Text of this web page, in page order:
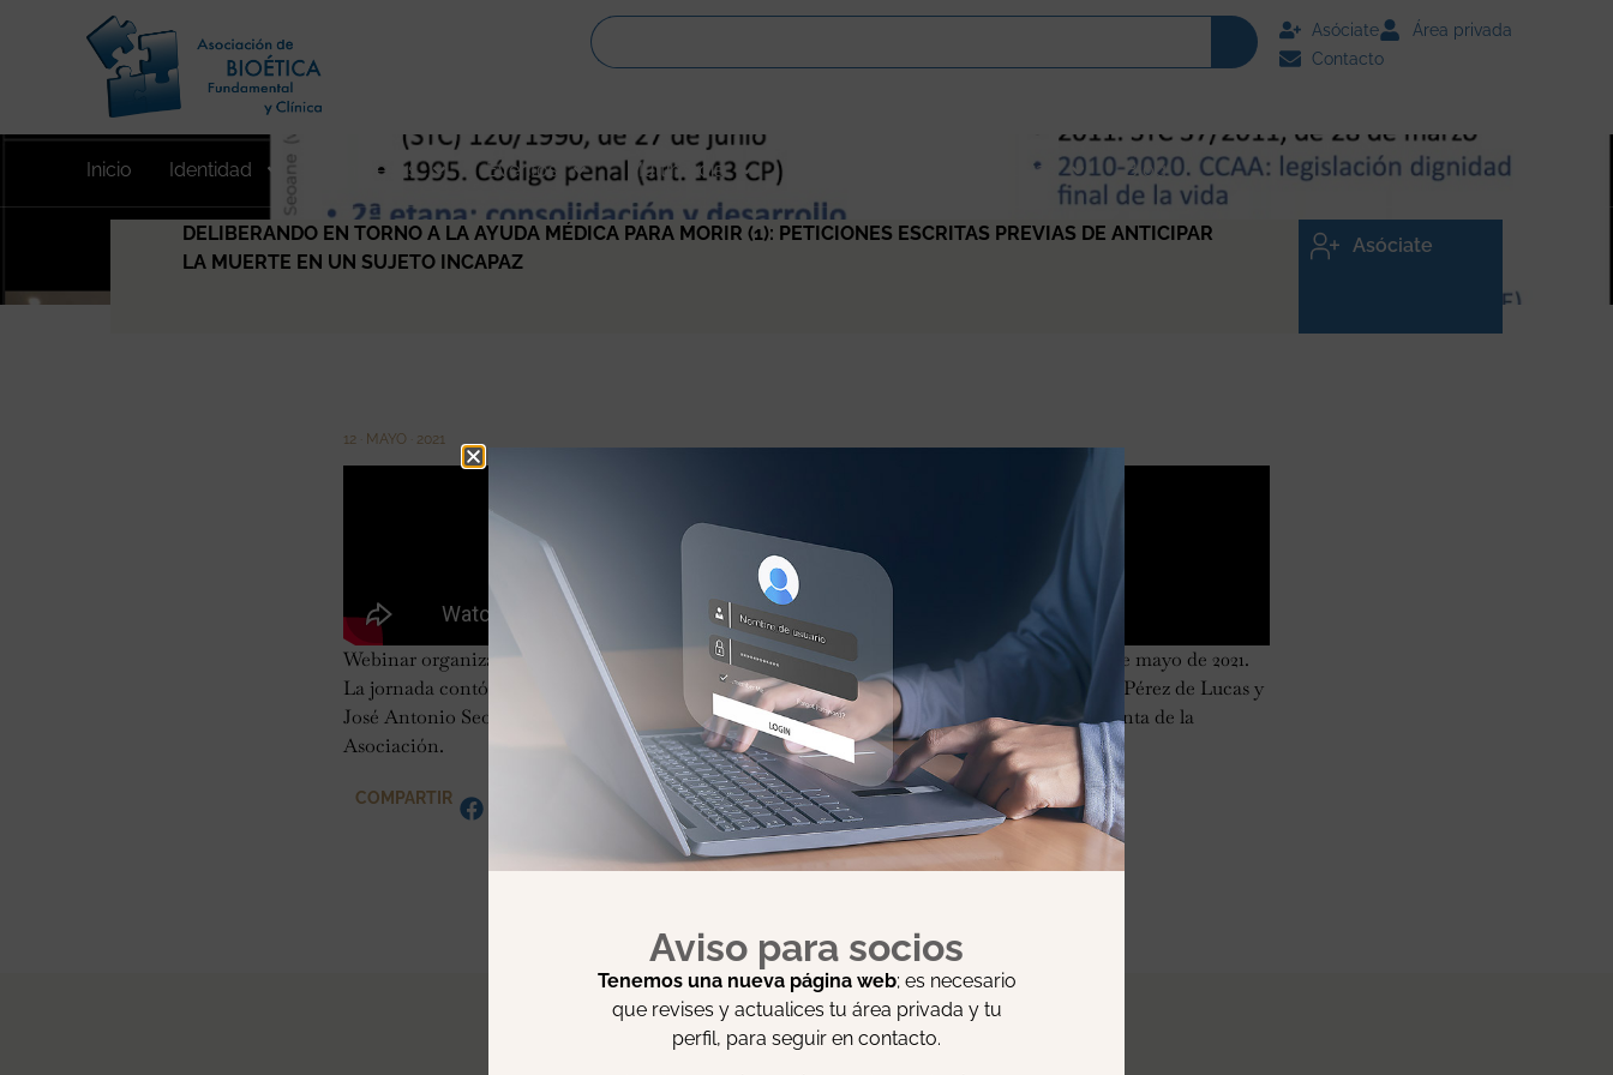
Asóciate
Área privada
Contacto
Inicio Identidad Congresos Eventos Multimedia Noticias Blog
DELIBERANDO EN TORNO A LA AYUDA MÉDICA PARA MORIR (1): PETICIONES ESCRITAS PREVIAS DE ANTICIPAR
LA MUERTE EN UN SUJETO INCAPAZ
Asóciate
12 · MAYO · 2021
Webinar organizado por la Asociación de Bioética Fundamental y Clínica el pasado día 13 de mayo de 2021.
La jornada contó con la presencia de F. Javier Júdez Gutiérrez, Blanca Morera Pérez, Nuria Pérez de Lucas y
José Antonio Seoane Rodríguez, además de la presentación de Lydia Feito Grande , presidenta de la
Asociación.
COMPARTIR
Aviso para socios
Tenemos una nueva página web; es necesario
que revises y actualices tu área privada y tu
perfil, para seguir en contacto.